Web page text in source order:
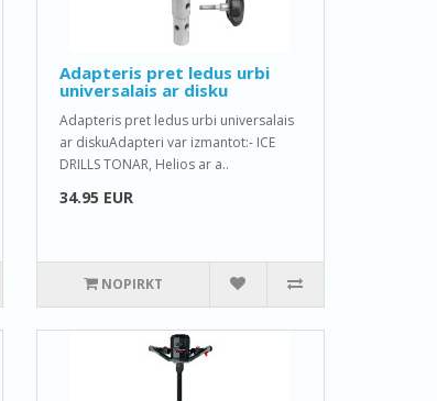
Adapteris pret ledus urbi
universalais ar disku
Adapteris pret ledus urbi universalais
ar diskuAdapteri var izmantot:- ICE
DRILLS TONAR, Helios ar a..
34.95 EUR
NOPIRKT